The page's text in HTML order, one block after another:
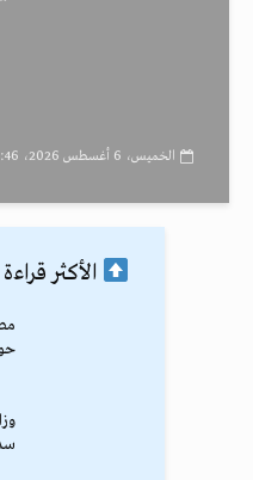
الخميس، 6 أغسطس 2026، 6:46 ص
الأكثر قراءة